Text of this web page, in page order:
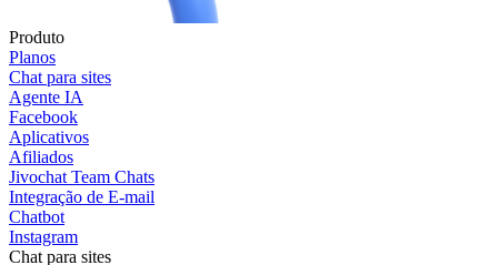
Produto
Planos
Chat para sites
Agente IA
Facebook
Aplicativos
Afiliados
Jivochat Team Chats
Integração de E-mail
Chatbot
Instagram
Chat para sites